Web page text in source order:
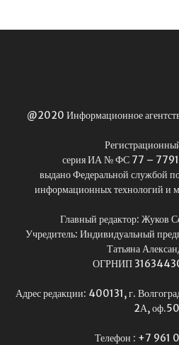
@2020 Информационное
серия ИА № ФС 77 –
выдано Федеральной службой
информационных технологий и
Главный редактор: Жуков
Учредитель: Индивидуальный
Татьяна
ОГРНИП
Адрес редакции: 400131, г.
2А,
Телефон : +7 961